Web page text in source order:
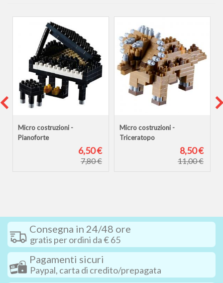
Micro costruzioni -
Pianoforte
6,50 €
7,80 €
Micro costruzioni -
Triceratopo
8,50 €
11,00 €
Consegna in 24/48 ore
gratis per ordini da € 65
Pagamenti sicuri
Paypal, carta di credito/prepagata